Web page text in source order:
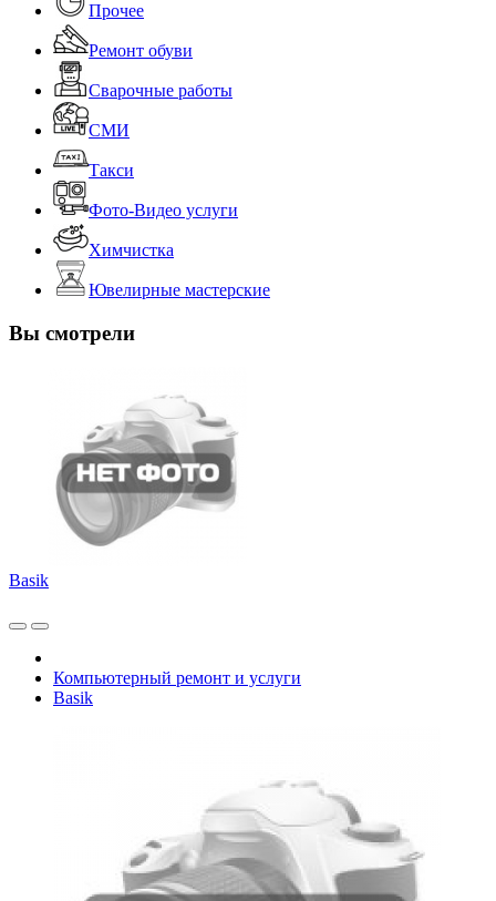
Прочее
Ремонт обуви
Сварочные работы
СМИ
Такси
Фото-Видео услуги
Химчистка
Ювелирные мастерские
Вы смотрели
Basik
Компьютерный ремонт и услуги
Basik